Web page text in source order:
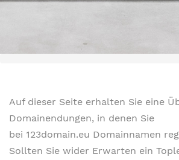
Auf dieser Seite erhalten Sie eine
Domainendungen, in denen Sie
bei 123domain.eu Domainnamen
Sollten Sie wider Erwarten ein